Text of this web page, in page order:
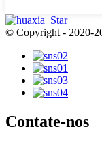
© Copyright - 2020-
Contate-nos